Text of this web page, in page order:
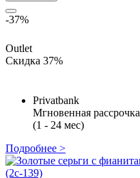
-37%
Outlet
Скидка 37%
Privatbank
Мгновенная рассрочка
(1 - 24 мес)
Подробнее >